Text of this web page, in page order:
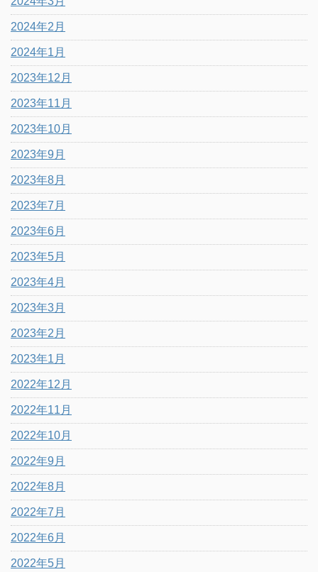
2024年2月
2024年1月
2023年12月
2023年11月
2023年10月
2023年9月
2023年8月
2023年7月
2023年6月
2023年5月
2023年4月
2023年3月
2023年2月
2023年1月
2022年12月
2022年11月
2022年10月
2022年9月
2022年8月
2022年7月
2022年6月
2022年5月